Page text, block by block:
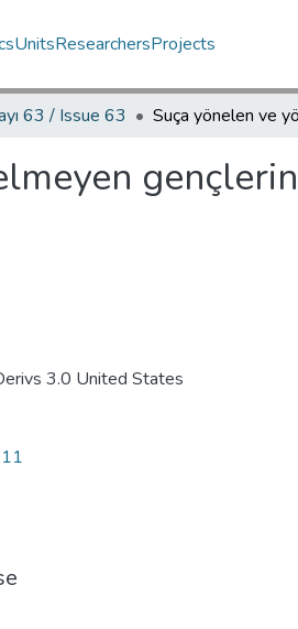
UnitsResearchersProjects
63 / Issue 63
3.0 United States